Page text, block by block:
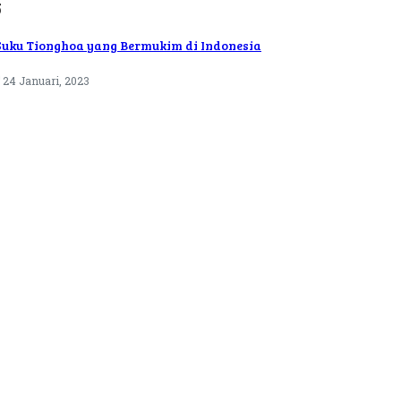
Tionghoa yang Bermukim di Indonesia
24 Januari, 2023